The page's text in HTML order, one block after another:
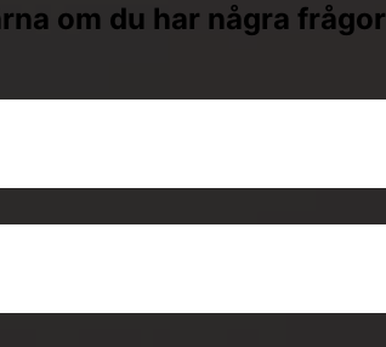
om du har några frågor